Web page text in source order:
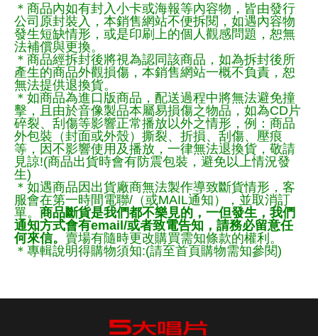
＊商品內如有封入小卡或海報等內容物，皆由發行
公司原封裝入，本銷售網站不便拆閱，如遇內容物
發生短缺情形，或是印刷上的個人觀感問題，恕無
法補償與更換。
＊商品經拆封後將視為認同該商品，如為拆封後所
產生的商品外觀損傷，本銷售網站一概不負責，恕
無法提供退換貨。
＊如商品為進口版商品，配送過程中將無法避免撞
擊，且由於音像製品本屬易損傷之物品，如為CD片
碎裂、刮傷等影響正常播放以外之情形，例：商品
外包裝（封面或外殼）撕裂、折損、刮傷、壓痕
等，因不影響使用及播放，一律無法退換貨，敬請
見諒!(商品出貨時會有防震包裝，避免以上情況發
生)
＊如遇商品因出貨廠商無法製作導致斷貨情形，客
服會在第一時間電聯/（或MAIL通知），並取消訂
單。 商品斷貨是我們都不樂見的，一但發生，我們
通知方式會有email/或者致電告知，請務必留意任
何來信。 賣場有隨時更改購買需知條款的權利。
＊專輯說明得購物須知:(請至首頁購物需知參閱)